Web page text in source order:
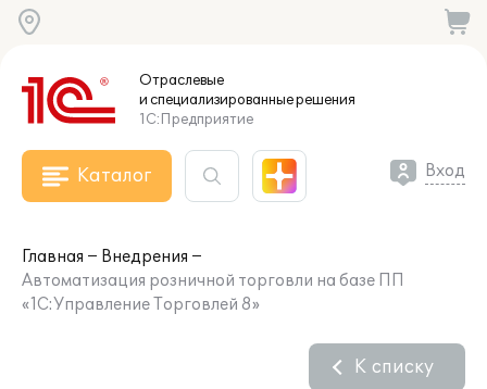
Отраслевые
и специализированныерешения
1С:Предприятие
Каталог Вход
Главная
Внедрения
Автоматизация розничной торговли на базе ПП
«1С:Управление Торговлей 8»
К списку